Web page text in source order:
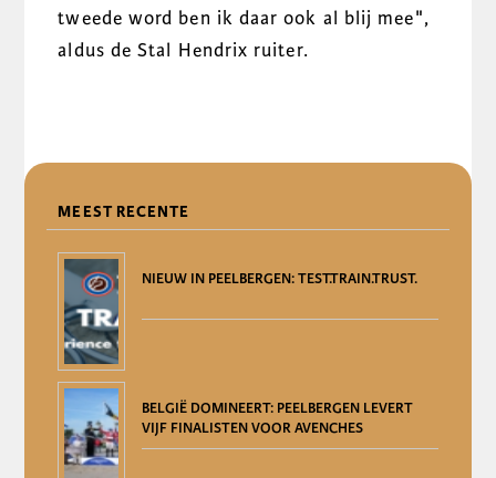
tweede word ben ik daar ook al blij mee",
aldus de Stal Hendrix ruiter.
MEEST RECENTE
NIEUW IN PEELBERGEN: TEST.TRAIN.TRUST.
BELGIË DOMINEERT: PEELBERGEN LEVERT
VIJF FINALISTEN VOOR AVENCHES